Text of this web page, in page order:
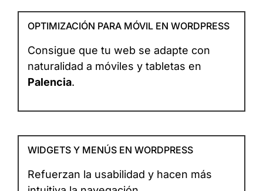
OPTIMIZACIÓN PARA MÓVIL EN WORDPRESS
Consigue que tu web se adapte con
naturalidad a móviles y tabletas en
Palencia.
WIDGETS Y MENÚS EN WORDPRESS
Refuerzan la usabilidad y hacen más